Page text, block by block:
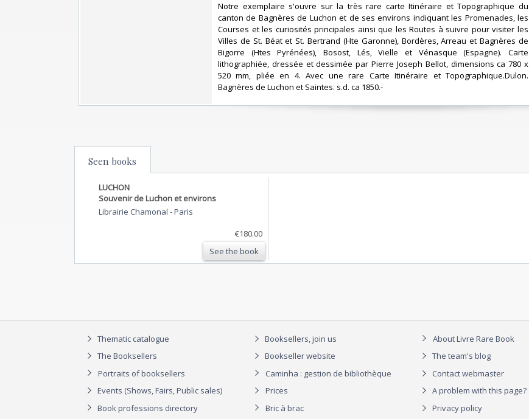
‎Notre exemplaire s'ouvre sur la très rare carte Itinéraire et Topographique du
canton de Bagnères de Luchon et de ses environs indiquant les Promenades, les
Courses et les curiosités principales ainsi que les Routes à suivre pour visiter les
Villes de St. Béat et St. Bertrand (Hte Garonne), Bordères, Arreau et Bagnères de
Bigorre (Htes Pyrénées), Bosost, Lés, Vielle et Vénasque (Espagne). Carte
lithographiée, dressée et dessimée par Pierre Joseph Bellot, dimensions ca 780 x
520 mm, pliée en 4. Avec une rare Carte Itinéraire et Topographique.Dulon.
Bagnères de Luchon et Saintes. s.d. ca 1850.-‎
Seen books
LUCHON
Souvenir de Luchon et environs
Librairie Chamonal -Paris
€180.00
See the book
Thematic catalogue
The Booksellers
Portraits of booksellers
Events (Shows, Fairs, Public sales)
Book professions directory
Booksellers, join us
Bookseller website
Caminha : gestion de bibliothèque
Prices
Bric à brac
About Livre Rare Book
The team's blog
Contact webmaster
A problem with this page?
Privacy policy